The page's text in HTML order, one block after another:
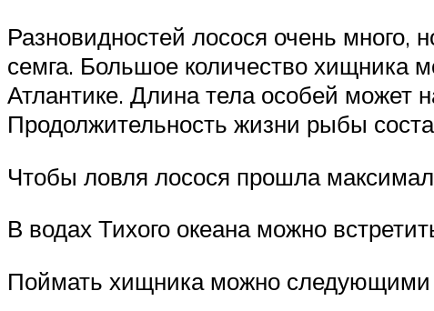
Разновидностей лосося очень много,
семга. Большое количество хищника
Атлантике. Длина тела особей может
Продолжительность жизни рыбы
Чтобы ловля лосося прошла
В водах Тихого океана можно
Поймать хищника можно следующими